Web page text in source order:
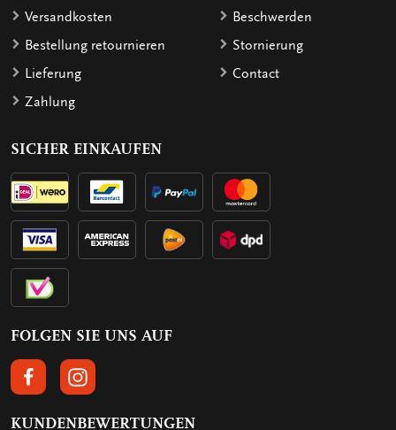
Versandkosten
Bestellung retournieren
Lieferung
Zahlung
Beschwerden
Stornierung
Contact
SICHER EINKAUFEN
FOLGEN SIE UNS AUF
FOLGEN SIE UNS AUF FACEBOOK
FOLGEN SIE UNS AUF INSTAGRAM
KUNDENBEWERTUNGEN